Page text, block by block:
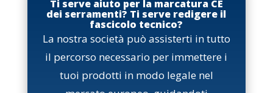
Ti serve aiuto per la marcatura CE
dei serramenti? Ti serve redigere il
fascicolo tecnico?
La nostra società può assisterti in tutto
il percorso necessario per immettere i
tuoi prodotti in modo legale nel